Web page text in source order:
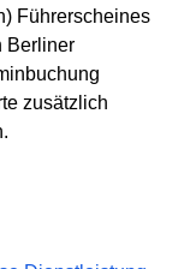
Führerscheines
Berliner
zusätzlich